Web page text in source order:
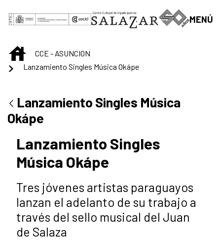
Saltar al contenido principal
MENÚ
INICIOCCE - ASUNCION
Lanzamiento Singles Música Okápe
Lanzamiento Singles Música
Okápe
Lanzamiento Singles
Música Okápe
Tres jóvenes artistas paraguayos
lanzan el adelanto de su trabajo a
través del sello musical del Juan
de Salaza